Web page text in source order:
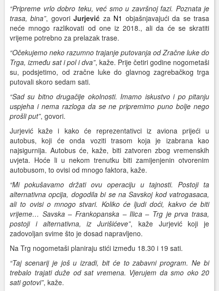
“Pripreme vrlo dobro teku, već smo u završnoj fazi. Poznata je
trasa, bina”, govoriJurjević za N1 objašnjavajući da se trasa
neće mnogo razlikovati od one iz 2018., ali da će se skratiti
vrijeme potrebno za prelazak trase.
“Očekujemo neko razumno trajanje putovanja od Zračne luke do
Trga, između sat i pol i dva”, kaže. Prije četiri godine nogometaši
su, podsjetimo, od zračne luke do glavnog zagrebačkog trga
putovali skoro sedam sati.
“Sad su bitno drugačije okolnosti. Imamo iskustvo i po pitanju
uspjeha i nema razloga da se ne pripremimo puno bolje nego
prošli put”, govori.
Jurjević kaže i kako će reprezentativci iz aviona prijeći u
autobus, koji će onda voziti trasom koja je izabrana kao
najsigurnija. Autobus će, kaže, biti zatvoren zbog vremenskih
uvjeta. Hoće li u nekom trenutku biti zamijenjenin otvorenim
autobusom, to ovisi od mnogo faktora, kaže.
“Mi pokušavamo držati ovu operaciju u tajnosti. Postoji ta
alternativna opcija, dogodila bi se na Savskoj kod vatrogasaca,
ali to ovisi o mnogo stvari. Koliko će ljudi doći, kakvo će biti
vrijeme… Savska – Frankopanska – Ilica – Trg je prva trasa,
postoji i alternativna, iz Jurišićeve”, kaže Jurjević koji je
zadovoljan svime što je dosad napravljeno.
Na Trg nogometaši planiraju stići između 18.30 i 19 sati.
“Taj scenarij je još u izradi, bit će to zabavni program. Ne bi
trebalo trajati duže od sat vremena. Vjerujem da smo oko 20
sati gotovi”, kaže.